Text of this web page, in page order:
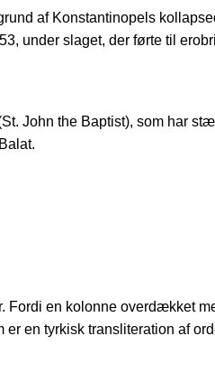
af Konstantinopels
under slaget, der førte til
John the Baptist), som har
Fordi en kolonne overdækket
er en tyrkisk transliteration af